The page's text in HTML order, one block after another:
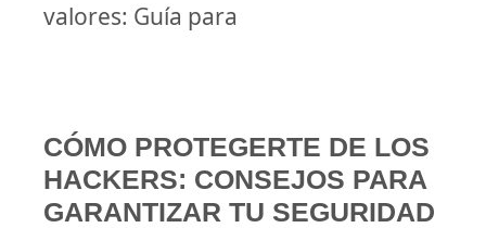
valores: Guía para
CÓMO PROTEGERTE DE LOS
HACKERS: CONSEJOS PARA
GARANTIZAR TU SEGURIDAD